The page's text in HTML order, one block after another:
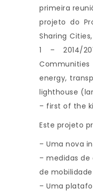
primeira
projeto do
Sharing
1 – 2014/
energy,
lighthouse
– first of the
Este projeto
– Uma nova
– medidas
de
– Uma